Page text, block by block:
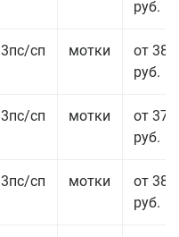
руб.
3пс/сп мотки
от 38
руб.
3пс/сп мотки
от 37
руб.
3пс/сп мотки
от 38
руб.